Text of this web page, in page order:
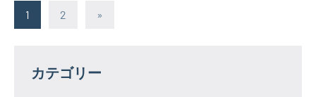
投
の
1 2
Next
»
カテゴリー